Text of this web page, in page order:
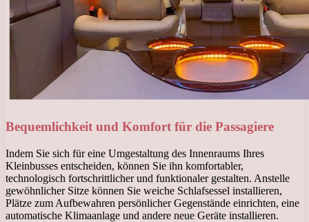
Bequemlichkeit und Komfort für die Passagiere
Indem Sie sich für eine Umgestaltung des Innenraums Ihres
Kleinbusses entscheiden, können Sie ihn komfortabler,
technologisch fortschrittlicher und funktionaler gestalten. Anstelle
gewöhnlicher Sitze können Sie weiche Schlafsessel installieren,
Plätze zum Aufbewahren persönlicher Gegenstände einrichten, eine
automatische Klimaanlage und andere neue Geräte installieren.